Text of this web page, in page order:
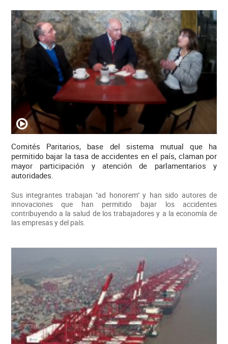
Comités Paritarios, base del sistema mutual que ha
permitido bajar la tasa de accidentes en el país, claman por
mayor participación y atención de parlamentarios y
autoridades.
Sus integrantes trabajan "ad honorem" y han sido autores de
innovaciones que han permitido bajar los accidentes
contribuyendo a la salud de los trabajadores y a la economía de
las empresas y del país.